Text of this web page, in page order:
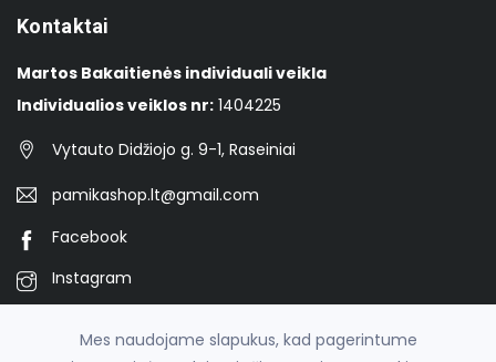
Kontaktai
Martos Bakaitienės individuali veikla
Individualios veiklos nr: 1404225
Vytauto Didžiojo g. 9-1, Raseiniai
pamikashop.lt@gmail.com
Facebook
Instagram
Mes naudojame slapukus, kad pagerintume